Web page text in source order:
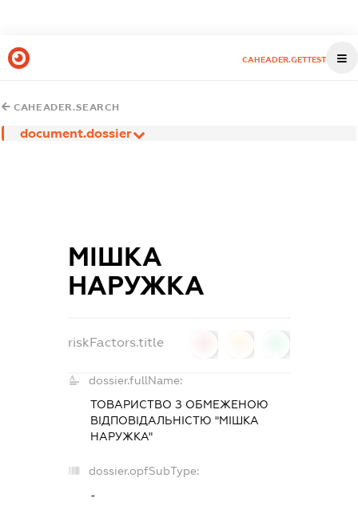
CAHEADER.GETTEST
CAHEADER.SEARCH
document.dossier
МІШКА
НАРУЖКА
riskFactors.title
dossier.fullName:
ТОВАРИСТВО З ОБМЕЖЕНОЮ
ВІДПОВІДАЛЬНІСТЮ "МІШКА
НАРУЖКА"
dossier.opfSubType:
-